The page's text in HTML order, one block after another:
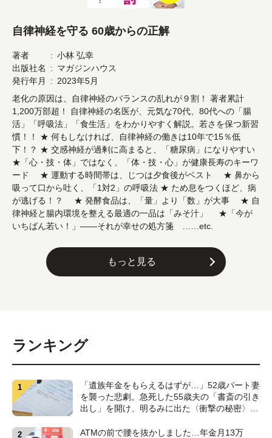
自律神経を守る 60歳からの正解
著者
小林 弘幸
出版社名
マガジンハウス
発行年月
2023年5月
老化の原因は、自律神経のバランスの乱れが９割！ 著者累計
1,200万部超！ 自律神経の名医が、元気な70代、80代への「腸
活」「呼吸法」「食生活」をわかりやすく解説。若さを保つ新習
慣！！ ★ 何もしなければ、自律神経の働きは10年で15％低
下！？ ★ 交感神経が過剰に高まると、「糖尿病」になりやすい
★「心・技・体」ではなく、「体・技・心」が健康長寿のキーワ
ード ★ 運動する時間帯は、じつは夕食後がベスト ★ 鼻から
吸って口から吐く、「1対2」の呼吸法 ★ ため息をつくほど、病
が逃げる！？ ★ 発酵食品は、「量」より「数」が大事 ★ 自
律神経と腸内環境を整える最適の一品は「みそ汁」 ★「今が
いちばん若い！」――それが幸せの処方箋 ……etc.
もっと見る
ランキング
「遺族年金をもらえるはずが…」52歳パート妻
を襲った悲劇。急死した55歳夫の「書斎の引き
出し」を開け、明るみに出た〈衝撃の秘密〉
ATMの前で腰を抜かしました…年金月13万